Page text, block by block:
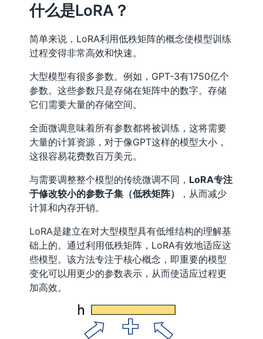
什么是LoRA？
简单来说，LoRA利用低秩矩阵的概念使模型训练
过程变得非常高效和快速。
大型模型有很多参数。例如，GPT-3有1750亿个
参数。这些参数只是存储在矩阵中的数字。存储
它们需要大量的存储空间。
全面微调意味着所有参数都将被训练，这将需要
大量的计算资源，对于像GPT这样的模型大小，
这很容易花费数百万美元。
与需要调整整个模型的传统微调不同， LoRA专注
于修改较小的参数子集（低秩矩阵）
，从而减少
计算和内存开销。
LoRA是建立在对大型模型具有低维结构的理解基
础上的。通过利用低秩矩阵，LoRA有效地适应这
些模型。该方法专注于核心概念，即重要的模型
变化可以用更少的参数表示，从而使适应过程更
加高效。